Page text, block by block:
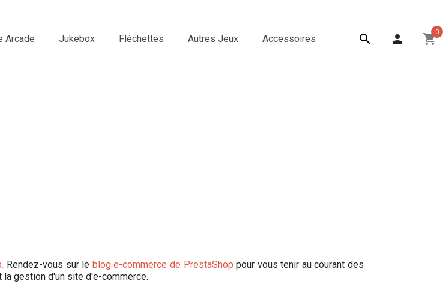
Arcade Jukebox Fléchettes Autres Jeux Accessoires  person shopping_cart0
Rendez-vous sur le blog e-commerce de PrestaShop pour vous tenir au courant des
gestion d'un site d'e-commerce.